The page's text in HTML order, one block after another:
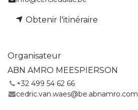
Obtenir l'itinéraire
Organisateur
ABN AMRO MEESPIERSON
+32 499 54 62 66
cedric.van.waes@be.abnamro.com